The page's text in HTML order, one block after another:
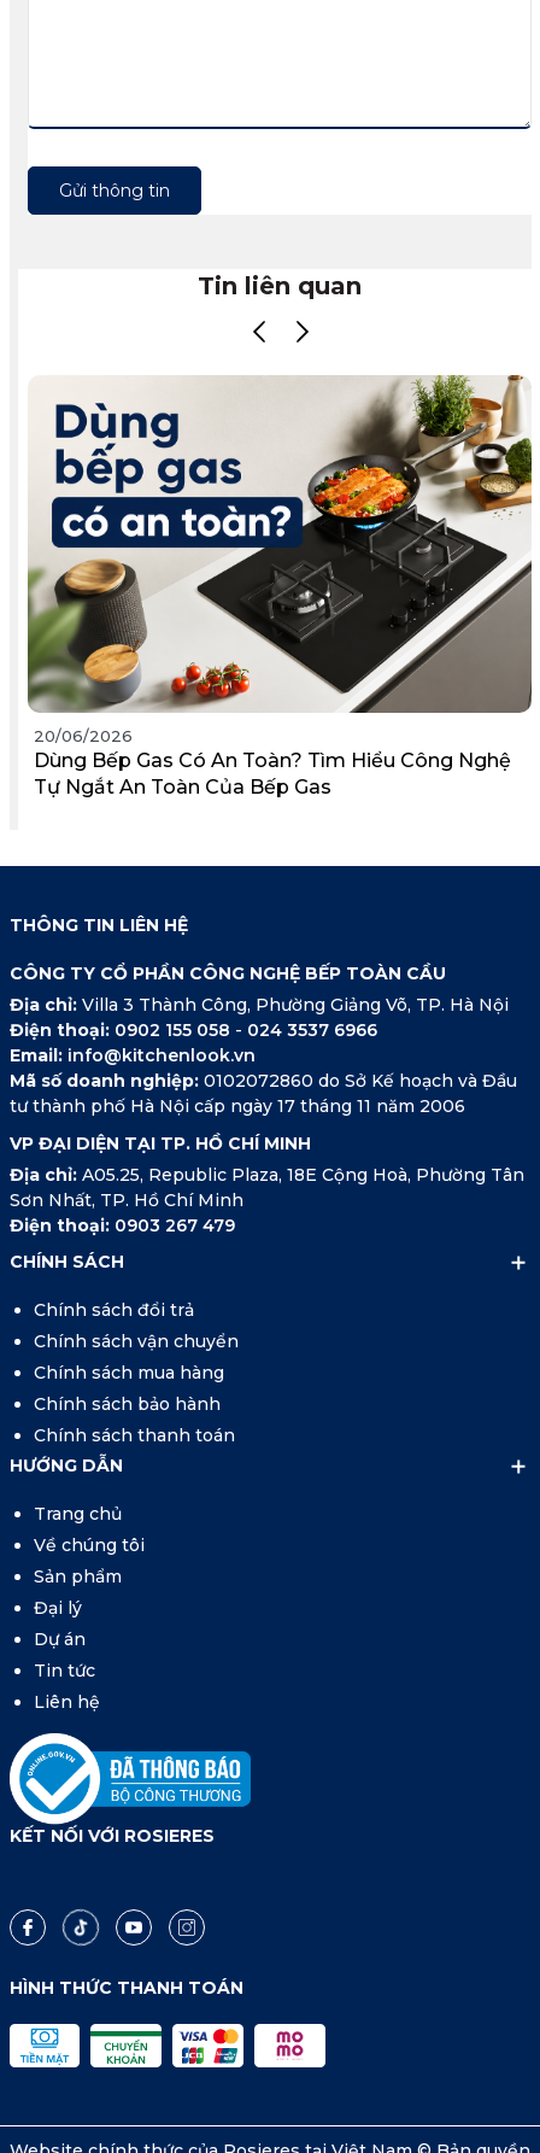
Gửi thông tin
Tin liên quan
20/06/2026
Dùng Bếp Gas Có An Toàn? Tìm Hiểu Công Nghệ
Tự Ngắt An Toàn Của Bếp Gas
THÔNG TIN LIÊN HỆ
CÔNG TY CỔ PHẦN CÔNG NGHỆ BẾP TOÀN CẦU
Địa chỉ: Villa 3 Thành Công, Phường Giảng Võ, TP. Hà Nội
Điện thoại: 0902 155 058 - 024 3537 6966
Email: info@kitchenlook.vn
Mã số doanh nghiệp:0102072860 do Sở Kế hoạch và Đầu
tư thành phố Hà Nội cấp ngày 17 tháng 11 năm 2006
VP ĐẠI DIỆN TẠI TP. HỒ CHÍ MINH
Địa chỉ: A05.25, Republic Plaza, 18E Cộng Hoà, Phường Tân
Sơn Nhất, TP. Hồ Chí Minh
Điện thoại: 0903 267 479
CHÍNH SÁCH
Chính sách đổi trả
Chính sách vận chuyển
Chính sách mua hàng
Chính sách bảo hành
Chính sách thanh toán
HƯỚNG DẪN
Trang chủ
Về chúng tôi
Sản phẩm
Đại lý
Dự án
Tin tức
Liên hệ
KẾT NỐI VỚI ROSIERES
HÌNH THỨC THANH TOÁN